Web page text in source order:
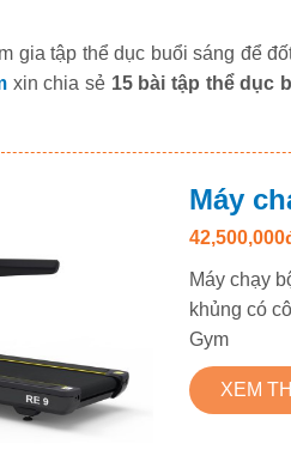
gia tập thể dục buổi sáng để
xin chia sẻ 15 bài tập thể dục
Máy
Máy chạy
khủng có
Gym
XEM